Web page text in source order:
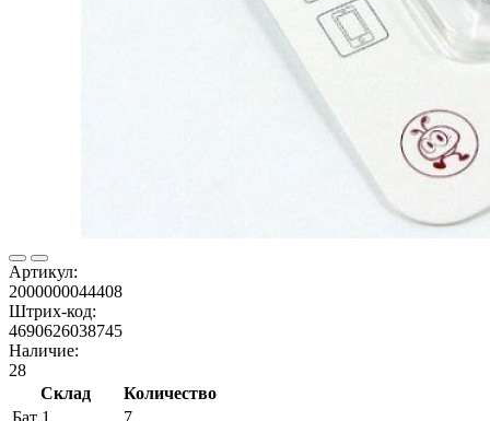
Артикул:
2000000044408
Штрих-код:
4690626038745
Наличие:
28
Склад
Количество
Бат 1
7